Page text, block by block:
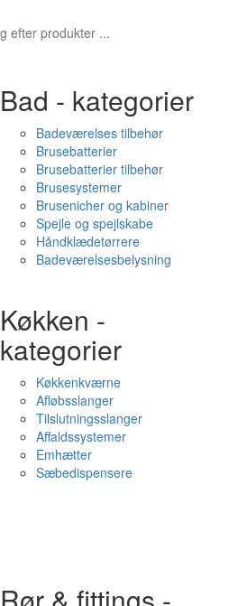
Bad - kategorier
Badeværelses tilbehør
Brusebatterier
Brusebatterier tilbehør
Brusesystemer
Brusenicher og kabiner
Spejle og spejlskabe
Håndklædetørrere
Badeværelsesbelysning
Køkken -
kategorier
Køkkenkværne
Afløbsslanger
Tilslutningsslanger
Affaldssystemer
Emhætter
Sæbedispensere